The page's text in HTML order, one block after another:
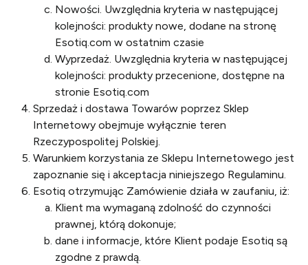
Nowości. Uwzględnia kryteria w następującej
kolejności: produkty nowe, dodane na stronę
Esotiq.com w ostatnim czasie
Wyprzedaż. Uwzględnia kryteria w następującej
kolejności: produkty przecenione, dostępne na
stronie Esotiq.com
Sprzedaż i dostawa Towarów poprzez Sklep
Internetowy obejmuje wyłącznie teren
Rzeczypospolitej Polskiej.
Warunkiem korzystania ze Sklepu Internetowego jest
zapoznanie się i akceptacja niniejszego Regulaminu.
Esotiq otrzymując Zamówienie działa w zaufaniu, iż:
Klient ma wymaganą zdolność do czynności
prawnej, którą dokonuje;
dane i informacje, które Klient podaje Esotiq są
zgodne z prawdą.